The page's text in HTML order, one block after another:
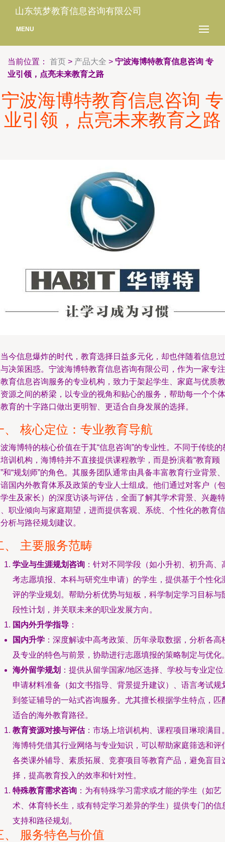
山东筑梦教育信息咨询有限公司
MENU
当前位置： 首页 > 产品大全 > 宁波海博特教育信息咨询 专
业引领，点亮未来教育之路
宁波海博特教育信息咨询 专
业引领，点亮未来教育之路
今信息爆炸的时代，教育选择日益多元化，却也伴随着信息过
决策困惑。宁波海博特教育信息咨询有限公司，作为一家专注
育信息咨询服务的专业机构，致力于架起学生、家庭与优质教
源之间的桥梁，以专业的视角和贴心的服务，帮助每一个个体
育的十字路口做出更明智、更适合自身发展的选择。
、 核心定位：专业教育导航
海博特的核心价值在于其“信息咨询”的专业性。不同于传统的
训机构，海博特并不直接提供课程教学，而是扮演着“教育顾
和“规划师”的角色。其服务团队通常由具备丰富教育行业背景、
国内外教育体系及政策的专业人士组成。他们通过对客户（包
生及家长）的深度访谈与评估，全面了解其学术背景、兴趣特
职业倾向与家庭期望，进而提供客观、系统、个性化的教育信
析与路径规划建议。
、 主要服务范畴
学业与生涯规划咨询 ：针对不同学段（如小升初、初升高、
考志愿填报、本科与研究生申请）的学生，提供基于个性化
评的学业规划。帮助分析优势与短板，科学制定学习目标与
段性计划，并关联未来的职业发展方向。
国内外升学指导 ：
国内升学 ：深度解读中高考政策、历年录取数据，分析各高
及专业的特色与前景，协助进行志愿填报的策略制定与优化
海外留学规划 ：提供从留学国家/地区选择、学校与专业定
申请材料准备（如文书指导、背景提升建议）、语言考试规
到签证辅导的一站式咨询服务。尤其擅长根据学生特点，匹
适合的海外教育路径。
教育资源对接与评估：市场上培训机构、课程项目琳琅满目
海博特凭借其行业网络与专业知识，可以帮助家庭筛选和评
各类课外辅导、素质拓展、竞赛项目等教育产品，避免盲目
择，提高教育投入的效率和针对性。
特殊教育需求咨询 ：为有特殊学习需求或才能的学生（如艺
术、体育特长生，或有特定学习差异的学生）提供专门的信
支持和路径规划。
、 服务特色与价值